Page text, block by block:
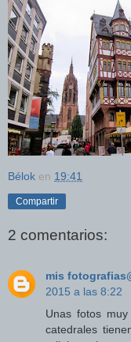
Bélok en 19:41
Compartir
2 comentarios:
mis
2015 a las 8:22
Unas fotos
catedrales